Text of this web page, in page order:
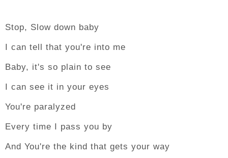
Stop, Slow down baby
I can tell that you're into me
Baby, it's so plain to see
I can see it in your eyes
You're paralyzed
Every time I pass you by
And You're the kind that gets your way